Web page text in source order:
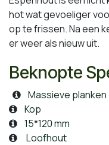
hot wat gevoeliger
op te frissen. Na een
er weer als nieuw uit.
Beknopte
Massieve planken
Kop
15*120 mm
Loofhout